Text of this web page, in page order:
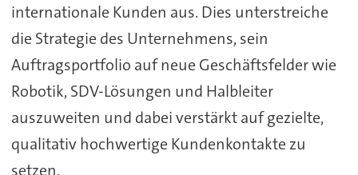
internationale Kunden aus. Dies unterstreiche
die Strategie des Unternehmens, sein
Auftragsportfolio auf neue Geschäftsfelder wie
Robotik, SDV-Lösungen und Halbleiter
auszuweiten und dabei verstärkt auf gezielte,
qualitativ hochwertige Kundenkontakte zu
setzen.